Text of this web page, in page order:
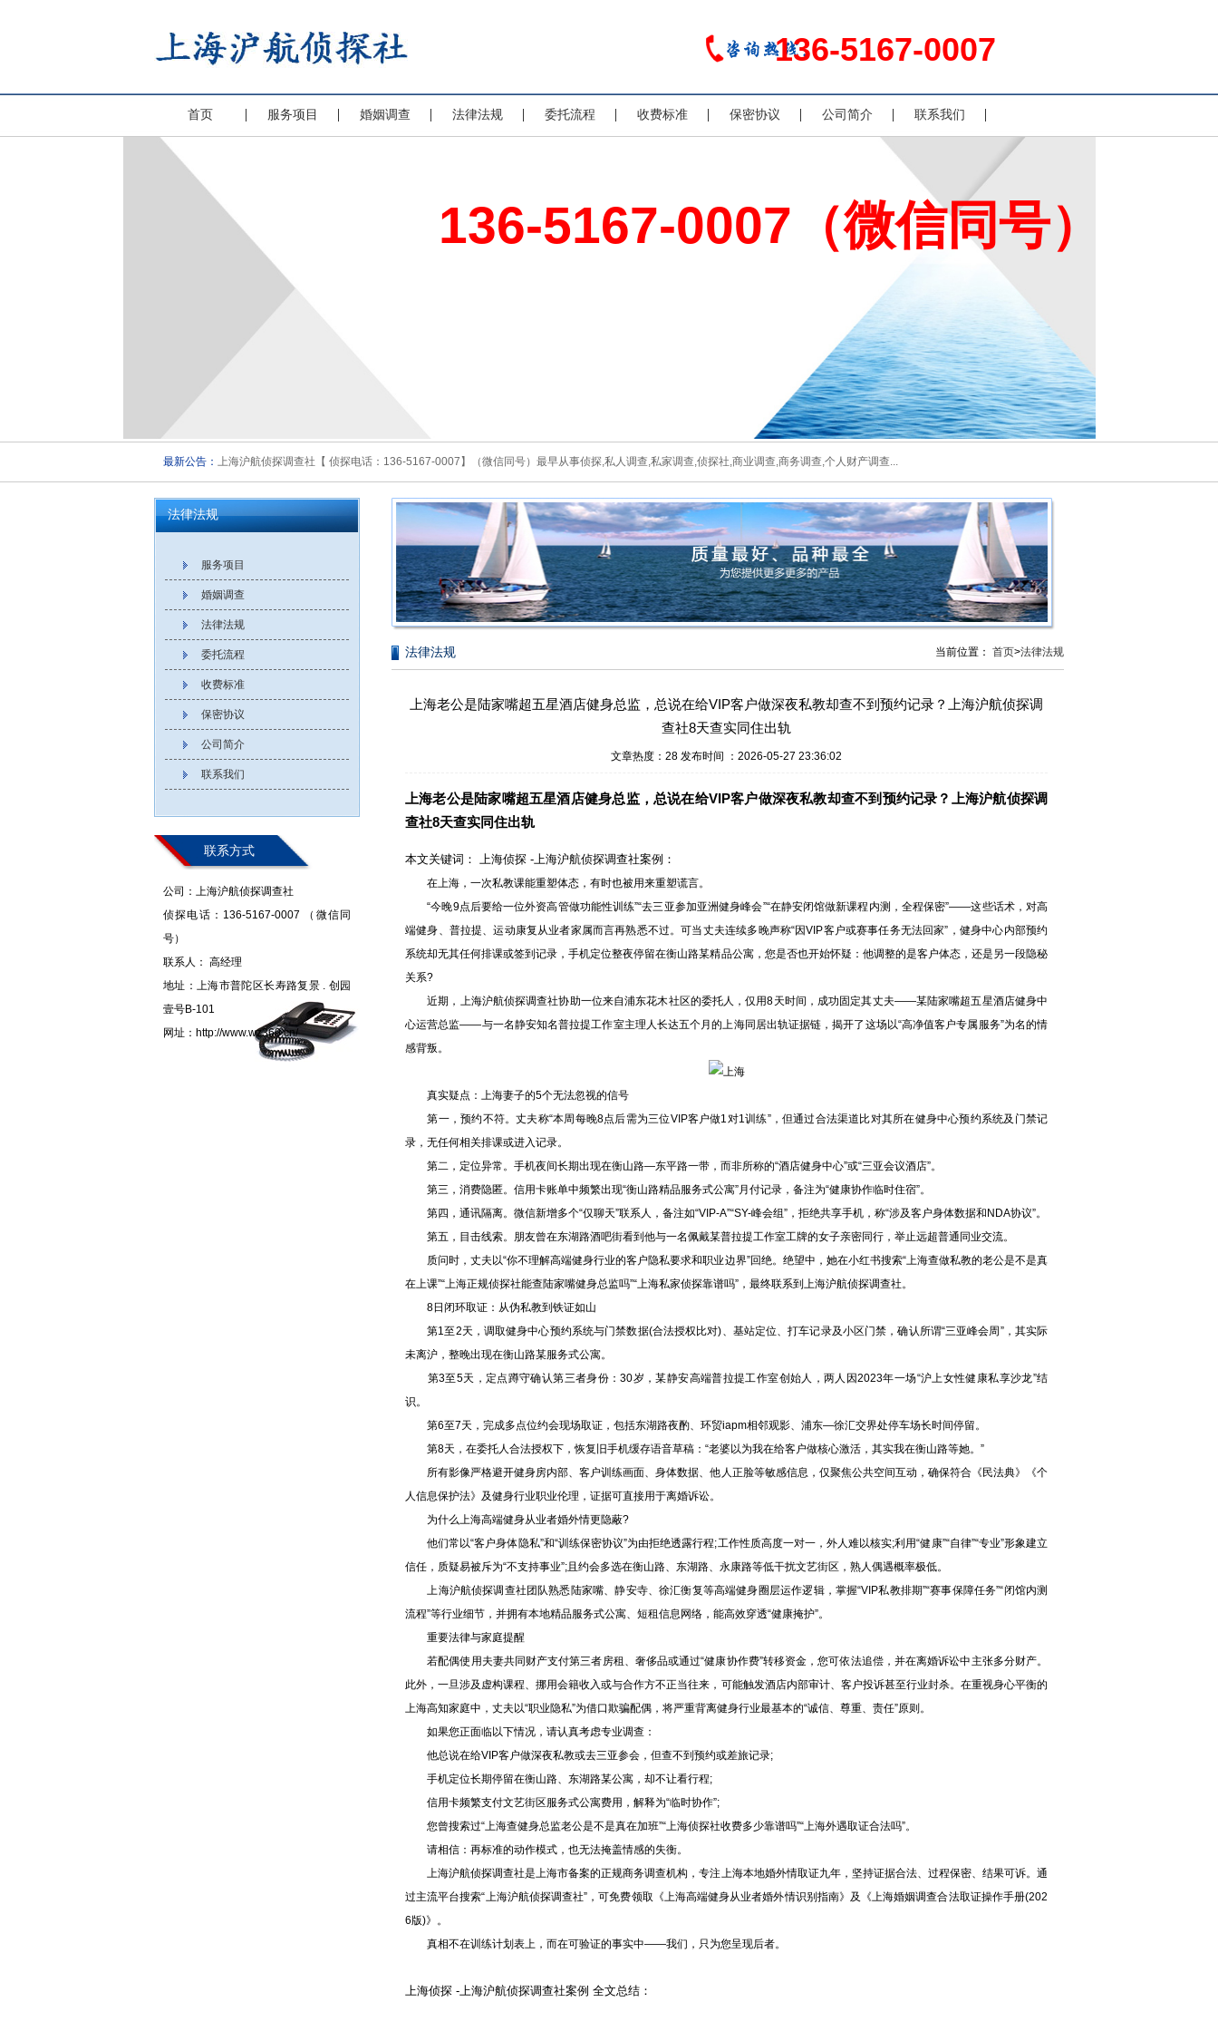
136-5167-0007
首页 服务项目 婚姻调查 法律法规 委托流程 收费标准 保密协议 公司简介 联系我们
136-5167-0007（微信同号）
最新公告： 上海沪航侦探调查社【 侦探电话：136-5167-0007】（微信同号）最早从事侦探,私人调查,私家调查,侦探社,商业调查,商务调查,个人财产调查...
法律法规
服务项目
婚姻调查
法律法规
委托流程
收费标准
保密协议
公司简介
联系我们
联系方式
公司：上海沪航侦探调查社
侦探电话：136-5167-0007 （微信同
号）
联系人： 高经理
地址：上海市普陀区长寿路复景 . 创园
壹号B-101
网址：http://www.wz360.cn/
法律法规 当前位置： 首页>法律法规
上海老公是陆家嘴超五星酒店健身总监，总说在给VIP客户做深夜私教却查不到预约记录？上海沪航侦探调
查社8天查实同住出轨
文章热度：28 发布时间 ：2026-05-27 23:36:02
上海老公是陆家嘴超五星酒店健身总监，总说在给VIP客户做深夜私教却查不到预约记录？上海沪航侦探调
查社8天查实同住出轨
本文关键词： 上海侦探 -上海沪航侦探调查社案例：
在上海，一次私教课能重塑体态，有时也被用来重塑谎言。
“今晚9点后要给一位外资高管做功能性训练”“去三亚参加亚洲健身峰会”“在静安闭馆做新课程内测，全程保密”——这些话术，对高
端健身、普拉提、运动康复从业者家属而言再熟悉不过。可当丈夫连续多晚声称“因VIP客户或赛事任务无法回家”，健身中心内部预约
系统却无其任何排课或签到记录，手机定位整夜停留在衡山路某精品公寓，您是否也开始怀疑：他调整的是客户体态，还是另一段隐秘
关系?
近期，上海沪航侦探调查社协助一位来自浦东花木社区的委托人，仅用8天时间，成功固定其丈夫——某陆家嘴超五星酒店健身中
心运营总监——与一名静安知名普拉提工作室主理人长达五个月的上海同居出轨证据链，揭开了这场以“高净值客户专属服务”为名的情
感背叛。
真实疑点：上海妻子的5个无法忽视的信号
第一，预约不符。丈夫称“本周每晚8点后需为三位VIP客户做1对1训练”，但通过合法渠道比对其所在健身中心预约系统及门禁记
录，无任何相关排课或进入记录。
第二，定位异常。手机夜间长期出现在衡山路—东平路一带，而非所称的“酒店健身中心”或“三亚会议酒店”。
第三，消费隐匿。信用卡账单中频繁出现“衡山路精品服务式公寓”月付记录，备注为“健康协作临时住宿”。
第四，通讯隔离。微信新增多个“仅聊天”联系人，备注如“VIP-A”“SY-峰会组”，拒绝共享手机，称“涉及客户身体数据和NDA协议”。
第五，目击线索。朋友曾在东湖路酒吧街看到他与一名佩戴某普拉提工作室工牌的女子亲密同行，举止远超普通同业交流。
质问时，丈夫以“你不理解高端健身行业的客户隐私要求和职业边界”回绝。绝望中，她在小红书搜索“上海查做私教的老公是不是真
在上课”“上海正规侦探社能查陆家嘴健身总监吗”“上海私家侦探靠谱吗”，最终联系到上海沪航侦探调查社。
8日闭环取证：从伪私教到铁证如山
第1至2天，调取健身中心预约系统与门禁数据(合法授权比对)、基站定位、打车记录及小区门禁，确认所谓“三亚峰会周”，其实际
未离沪，整晚出现在衡山路某服务式公寓。
第3至5天，定点蹲守确认第三者身份：30岁，某静安高端普拉提工作室创始人，两人因2023年一场“沪上女性健康私享沙龙”结
识。
第6至7天，完成多点位约会现场取证，包括东湖路夜酌、环贸iapm相邻观影、浦东—徐汇交界处停车场长时间停留。
第8天，在委托人合法授权下，恢复旧手机缓存语音草稿：“老婆以为我在给客户做核心激活，其实我在衡山路等她。”
所有影像严格避开健身房内部、客户训练画面、身体数据、他人正脸等敏感信息，仅聚焦公共空间互动，确保符合《民法典》《个
人信息保护法》及健身行业职业伦理，证据可直接用于离婚诉讼。
为什么上海高端健身从业者婚外情更隐蔽?
他们常以“客户身体隐私”和“训练保密协议”为由拒绝透露行程;工作性质高度一对一，外人难以核实;利用“健康”“自律”“专业”形象建立
信任，质疑易被斥为“不支持事业”;且约会多选在衡山路、东湖路、永康路等低干扰文艺街区，熟人偶遇概率极低。
上海沪航侦探调查社团队熟悉陆家嘴、静安寺、徐汇衡复等高端健身圈层运作逻辑，掌握“VIP私教排期”“赛事保障任务”“闭馆内测
流程”等行业细节，并拥有本地精品服务式公寓、短租信息网络，能高效穿透“健康掩护”。
重要法律与家庭提醒
若配偶使用夫妻共同财产支付第三者房租、奢侈品或通过“健康协作费”转移资金，您可依法追偿，并在离婚诉讼中主张多分财产。
此外，一旦涉及虚构课程、挪用会籍收入或与合作方不正当往来，可能触发酒店内部审计、客户投诉甚至行业封杀。在重视身心平衡的
上海高知家庭中，丈夫以“职业隐私”为借口欺骗配偶，将严重背离健身行业最基本的“诚信、尊重、责任”原则。
如果您正面临以下情况，请认真考虑专业调查：
他总说在给VIP客户做深夜私教或去三亚参会，但查不到预约或差旅记录;
手机定位长期停留在衡山路、东湖路某公寓，却不让看行程;
信用卡频繁支付文艺街区服务式公寓费用，解释为“临时协作”;
您曾搜索过“上海查健身总监老公是不是真在加班”“上海侦探社收费多少靠谱吗”“上海外遇取证合法吗”。
请相信：再标准的动作模式，也无法掩盖情感的失衡。
上海沪航侦探调查社是上海市备案的正规商务调查机构，专注上海本地婚外情取证九年，坚持证据合法、过程保密、结果可诉。通
过主流平台搜索“上海沪航侦探调查社”，可免费领取《上海高端健身从业者婚外情识别指南》及《上海婚姻调查合法取证操作手册(202
6版)》。
真相不在训练计划表上，而在可验证的事实中——我们，只为您呈现后者。
上海侦探 -上海沪航侦探调查社案例 全文总结：